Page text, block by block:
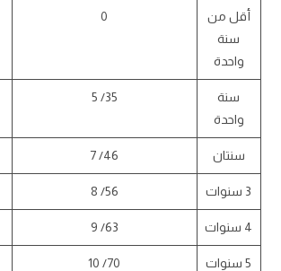
أقل من
سنة
واحدة
0
سنة
واحدة
35/ 5
سنتان 46/ 7
3 سنوات 56/ 8
4 سنوات 63/ 9
5 سنوات
70/ 10